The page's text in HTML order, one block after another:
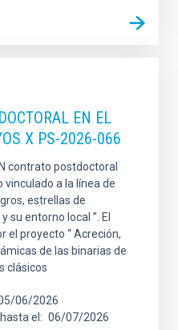
EN EL
X PS-2026-066
contrato postdoctoral
a la línea de
estrellas de
su entorno local ”. El
el proyecto “ Acreción,
de las binarias de
clásicos
06/2026
el
06/07/2026